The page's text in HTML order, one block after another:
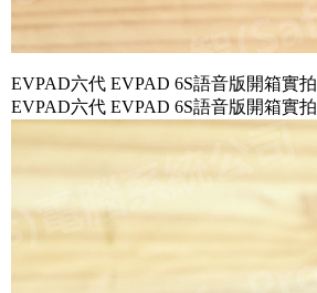
EVPAD六代 EVPAD 6S語音版開箱實拍
EVPAD六代 EVPAD 6S語音版開箱實拍